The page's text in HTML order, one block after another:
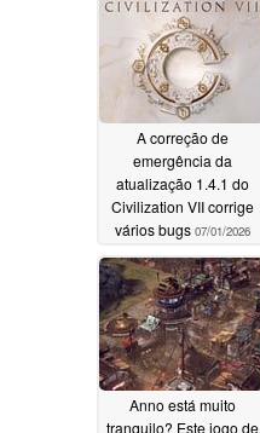
A correção de
emergência da
atualização 1.4.1 do
Civilization VII corrige
vários bugs 07/01/2026
Anno está muito
tranquilo? Este jogo de